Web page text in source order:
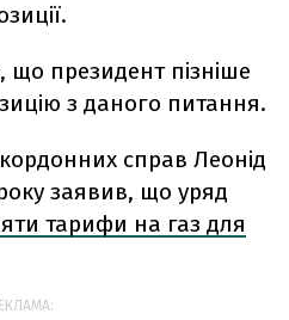
що президент пізніше
з даного питання.
справ Леонід
заявив, що уряд
тарифи на газ для